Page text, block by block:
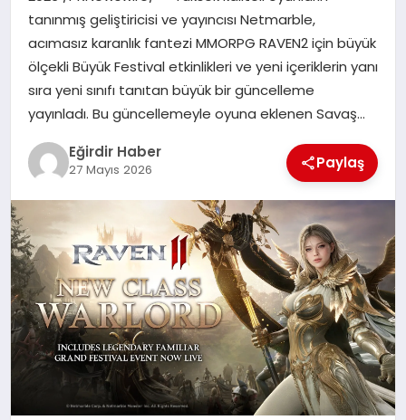
TEKNOLOJI
YAŞAM
tanınmış geliştiricisi ve yayıncısı Netmarble,
acımasız karanlık fantezi MMORPG RAVEN2 için büyük
ölçekli Büyük Festival etkinlikleri ve yeni içeriklerin yanı
sıra yeni sınıfı tanıtan büyük bir güncelleme
yayınladı. Bu güncellemeyle oyuna eklenen Savaş…
Eğirdir Haber
27 Mayıs 2026 Paylaş